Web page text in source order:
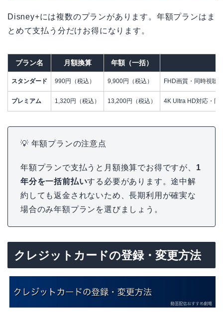
Disney+には複数のプランがあります。年額プランはま
とめて支払う分だけお得になります。
プラン名 月額換算 年額（一括）
スタンダード 990円（税込） 9,900円（税込） FHD画質・同時視聴
プレミアム 1,320円（税込） 13,200円（税込） 4K Ultra HD対応・同
💡 年額プランの注意点
年額プランで支払うと月額換算でお得ですが、 1
年分を一括前払いする必要があります。途中解
約しても返金されないため、長期利用が確実な
場合のみ年額プランを選びましょう。
クレジットカードの登録・変更方法